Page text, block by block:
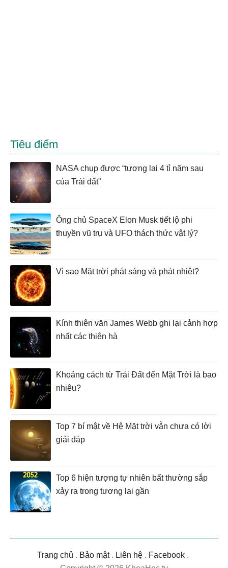
Tiêu điểm
NASA chụp được “tương lai 4 tỉ năm sau
của Trái đất”
Ông chủ SpaceX Elon Musk tiết lộ phi
thuyền vũ trụ và UFO thách thức vật lý?
Vì sao Mặt trời phát sáng và phát nhiệt?
Kính thiên văn James Webb ghi lại cảnh hợp
nhất các thiên hà
Khoảng cách từ Trái Đất đến Mặt Trời là bao
nhiêu?
Top 7 bí mật về Hệ Mặt trời vẫn chưa có lời
giải đáp
Top 6 hiện tượng tự nhiên bất thường sắp
xảy ra trong tương lai gần
Trang chủ . Bảo mật. Liên hệ . Facebook .